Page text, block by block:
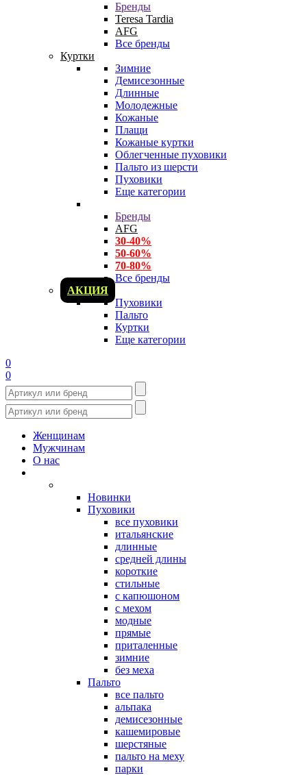
Бренды
Teresa Tardia
AFG
Все бренды
Куртки
Зимние
Демисезонные
Длинные
Молодежные
Кожаные
Плащи
Кожаные куртки
Облегченные пуховики
Пальто из шерсти
Пуховики
Еще категории
Бренды
AFG
30-40%
50-60%
70-80%
Все бренды
АКЦИЯ
Пуховики
Пальто
Куртки
Еще категории
0
0
Женщинам
Мужчинам
О нас
Новинки
Пуховики
все пуховики
итальянские
длинные
средней длины
короткие
стильные
с капюшоном
с мехом
модные
прямые
приталенные
зимние
без меха
Пальто
все пальто
альпака
демисезонные
кашемировые
шерстяные
пальто на меху
парки